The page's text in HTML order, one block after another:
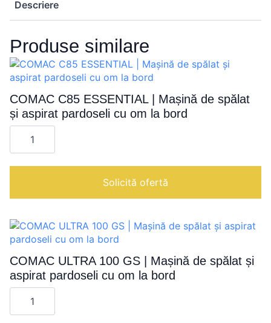
și
pardoseli
om
la
bord
Descriere
Produse similare
COMAC C85 ESSENTIAL | Mașină de spălat
și aspirat pardoseli cu om la bord
Cantitate
COMAC
|
spălat
aspirat
pardoseli
cu
om
la
bord
Solicită ofertă
COMAC ULTRA 100 GS | Mașină de spălat și
aspirat pardoseli cu om la bord
Cantitate
COMAC